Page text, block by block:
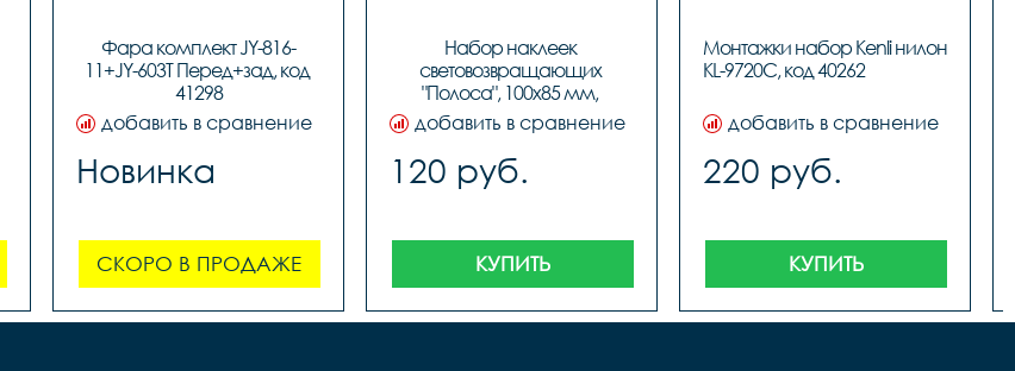
Фара комплект JY-816-
11+JY-603T Перед+зад, код
41298
добавить в сравнение
Новинка
СКОРО В ПРОДАЖЕ
Набор наклеек
световозвращающих
"Полоса", 100х85 мм,
оранжевый, COVA™SPORT,
код 49005
добавить в сравнение
120 руб.
КУПИТЬ
Монтажки набор Kenli нилон
добавить в сравнение
220 руб.
КУПИТЬ